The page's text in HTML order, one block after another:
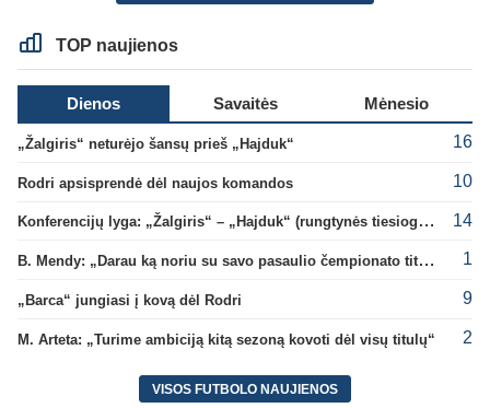
TOP naujienos
Dienos Savaitės Mėnesio
„Žalgiris“ neturėjo šansų prieš „Hajduk“ 16
Rodri apsisprendė dėl naujos komandos 10
Konferencijų lyga: „Žalgiris“ – „Hajduk“ (rungtynės tiesiogiai) 14
B. Mendy: „Darau ką noriu su savo pasaulio čempionato titulu“ 1
„Barca“ jungiasi į kovą dėl Rodri 9
M. Arteta: „Turime ambiciją kitą sezoną kovoti dėl visų titulų“ 2
VISOS FUTBOLO NAUJIENOS